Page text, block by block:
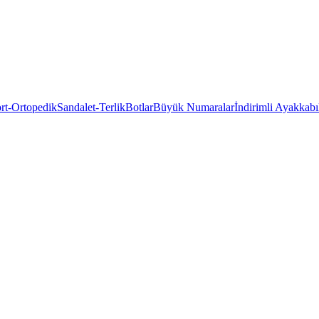
OrtopedikSandalet-TerlikBotlarBüyük Numaralarİndirimli